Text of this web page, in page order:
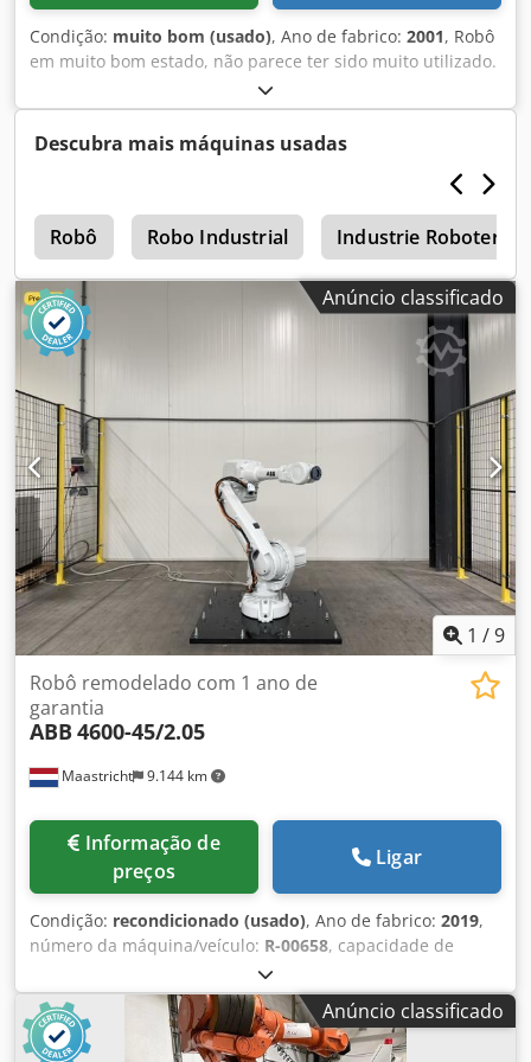
Condição: muito bom (usado), Ano de fabrico: 2001, Robô
em muito bom estado, não parece ter sido muito utilizado.
Descubra mais máquinas usadas
Robô Robo Industrial Industrie Roboter
Anúncio classificado
1 /9
Maastricht 9.144 km
Robô remodelado com 1 ano de
garantia
ABB 4600-45/2.05
preços
Ligar
Condição: recondicionado (usado), Ano de fabrico: 2019,
número da máquina/veículo: R-00658, capacidade de
, alcance do braço:
controladores:IRC5, fabricante de terminais de
programação:
DSQC679 , Robô ABB 4600-45/2.05
recondicionado, fabricado em 2019.04. O robô vem
Anúncio classificado